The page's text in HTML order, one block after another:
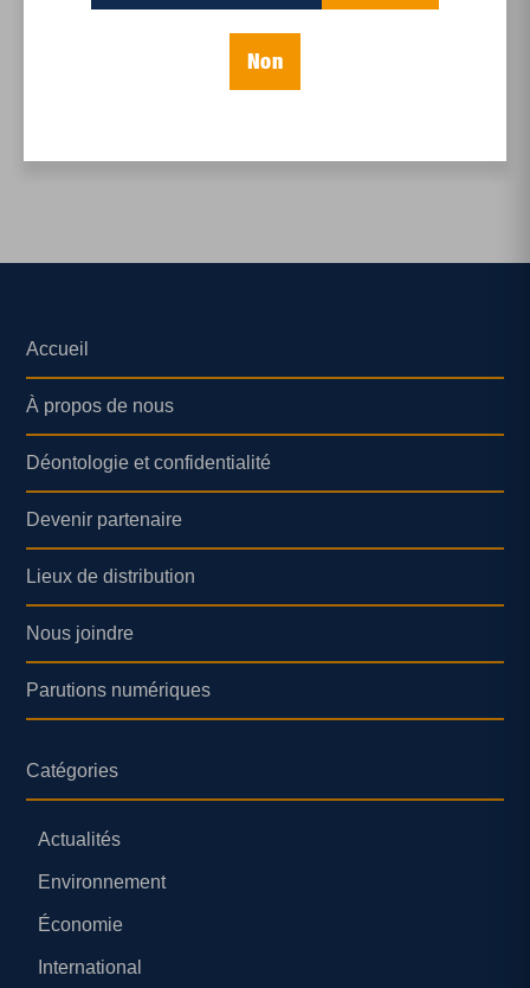
Les sages fous : vers un
Non
Accueil
À propos de nous
Déontologie et confidentialité
Devenir partenaire
Lieux de distribution
Nous joindre
Parutions numériques
Catégories
Actualités
Environnement
Économie
International